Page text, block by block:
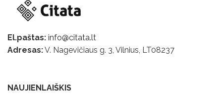
El.paštas: info@citata.lt
Adresas:V. Nagevičiaus g. 3, Vilnius, LT08237
NAUJIENLAIŠKIS